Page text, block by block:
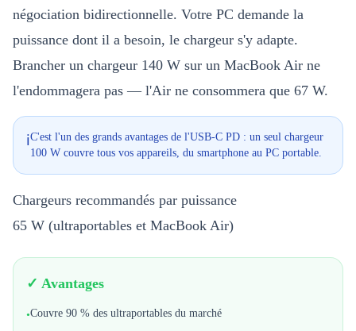
négociation bidirectionnelle. Votre PC demande la
puissance dont il a besoin, le chargeur s'y adapte.
Brancher un chargeur 140 W sur un MacBook Air ne
l'endommagera pas — l'Air ne consommera que 67 W.
ℹ️C'est l'un des grands avantages de l'USB-C PD : un seul chargeur
100 W couvre tous vos appareils, du smartphone au PC portable.
Chargeurs recommandés par puissance
65 W (ultraportables et MacBook Air)
✓ Avantages
•Couvre 90 % des ultraportables du marché